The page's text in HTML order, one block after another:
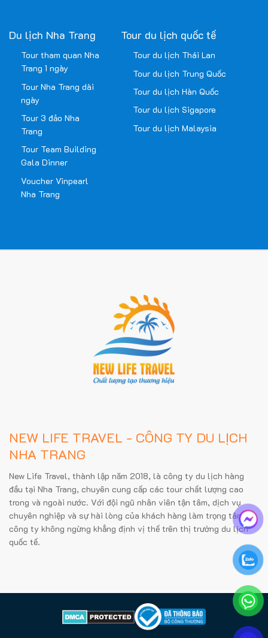
Du lịch Nha Trang
Tour tham quan Nha
Trang 1 ngày
Tour Nha Trang dài
ngày
Tour 3 đảo Nha
Trang
Tour Team Building
Gala Dinner
Voucher Vinpearl
Nha Trang
Tour du lịch quốc tế
Tour du lịch Thái Lan
Tour du lịch Trung Quốc
Tour du lịch Hàn Quốc
Tour du lịch Sigapore
Tour du lịch Malaysia
NEW LIFE TRAVEL - CÔNG TY DU LỊCH
NHA TRANG
New Life Travel, thành lập năm 2018, là công ty du lịch hàng
đầu tại Nha Trang, chuyên cung cấp các tour chất lượng cao
trong và ngoài nước. Với đội ngũ nhân viên tận tâm, dịch vụ
chuyên nghiệp và sự hài lòng của khách hàng làm trọng tâm,
công ty không ngừng khẳng định vị thế trên thị trường du lịch
quốc tế.